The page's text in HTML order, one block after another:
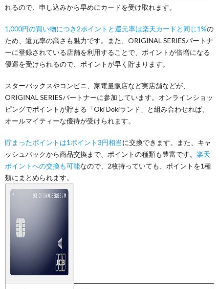
れるので、申し込みから早めにカードを受け取れます。
1,000円の買い物につき2ポイントと還元率は楽天カードと同じ1%の
ため、還元率の高さも魅力です。また、ORIGINAL SERIESパートナ
ーに登録されている店舗を利用することで、ポイントが倍増になる
優遇を受けられるので、ポイントが早く貯まります。
スターバックスやコンビニ、家電量販店など実店舗などが、
ORIGINAL SERIESパートナーに参加しています。オンラインショッ
ピングでポイントが貯まる「Oki Dokiランド」と組み合わせれば、
オールマイティーな優待が受けられます。
貯まったポイントは1ポイント3円相当に交換できます。また、キャ
ッシュバックから商品交換まで、ポイントの種類も豊富です。 楽天
ポイントへの交換も可能なので、2枚持っていても、ポイントを1種
類にまとめられます。